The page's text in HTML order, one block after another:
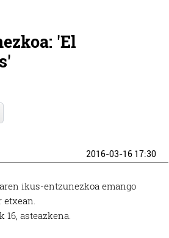
'El
2016-03-16 17:30
ikus-entzunezkoa emango
etxean.
16, asteazkena.